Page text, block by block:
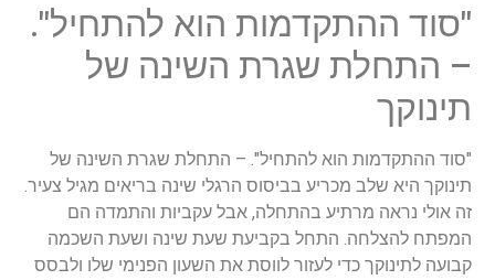
"סוד ההתקדמות הוא להתחיל".
– התחלת שגרת השינה של
תינוקך
"סוד ההתקדמות הוא להתחיל". – התחלת שגרת השינה של
תינוקך היא שלב מכריע בביסוס הרגלי שינה בריאים מגיל צעיר.
זה אולי נראה מרתיע בהתחלה, אבל עקביות והתמדה הם
המפתח להצלחה. התחל בקביעת שעת שינה ושעת השכמה
קבועה לתינוקך כדי לעזור לווסת את השעון הפנימי שלו ולבסס